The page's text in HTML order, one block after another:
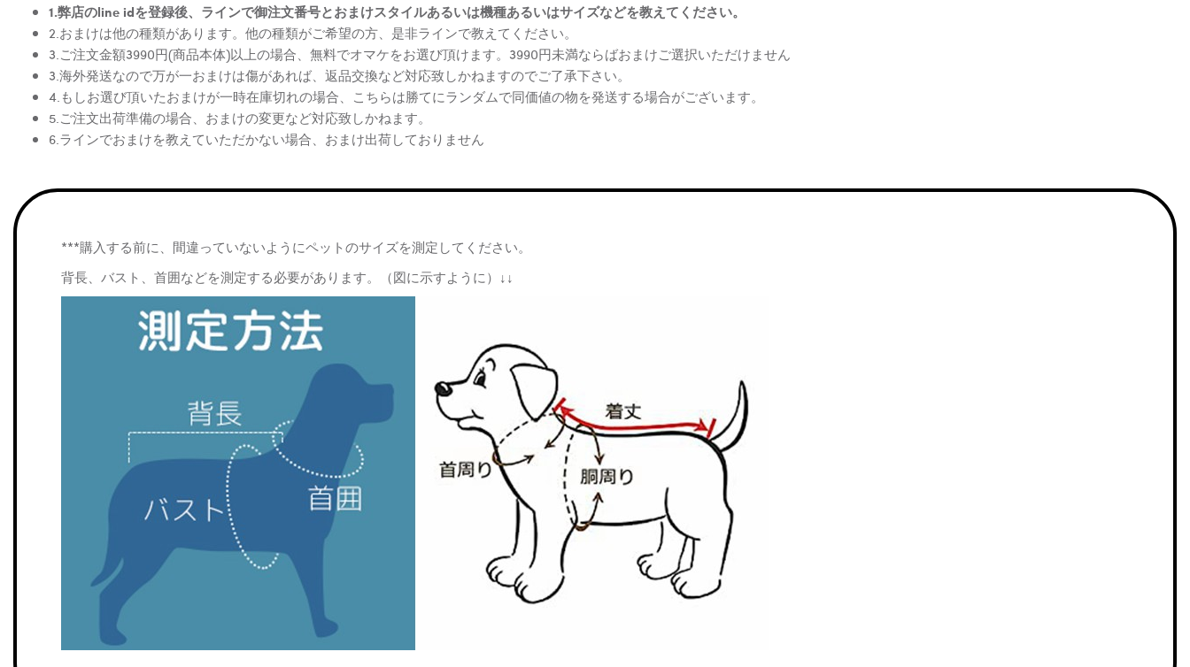
1.弊店のline idを登録後、ラインで御注文番号とおまけスタイルあるいは機種あるいはサイズなどを教えてください。
2.おまけは他の種類があります。他の種類がご希望の方、是非ラインで教えてください。
3.ご注文金額3990円(商品本体)以上の場合、無料でオマケをお選び頂けます。3990円未満ならばおまけご選択いただけません
3.海外発送なので万が一おまけは傷があれば、返品交換など対応致しかねますのでご了承下さい。
4.もしお選び頂いたおまけが一時在庫切れの場合、こちらは勝てにランダムで同価値の物を発送する場合がございます。
5.ご注文出荷準備の場合、おまけの変更など対応致しかねます。
6.ラインでおまけを教えていただかない場合、おまけ出荷しておりません
***購入する前に、間違っていないようにペットのサイズを測定してください。
背長、バスト、首囲などを測定する必要があります。（図に示すように）↓↓